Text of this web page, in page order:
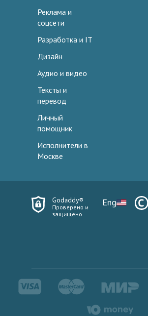
Реклама и
соцсети
Разработка и IT
Дизайн
Аудио и видео
Тексты и
перевод
Личный
помощник
Исполнители в
Москве
Godaddy®
Проверено и
защищено
Eng